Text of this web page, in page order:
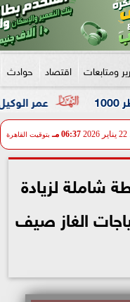
ومتابعات اقتصاد حوادث
عمر الوكيل ”بكار”
06:37 مـ بتوقيت القاهرة
شاملة لزيادة
الغاز صيف